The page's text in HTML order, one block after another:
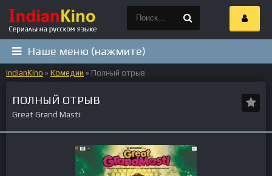
Наше меню (нажмите)
IndianKino » Комедии » Полный отрыв
ПОЛНЫЙ ОТРЫВ
Great Grand Masti